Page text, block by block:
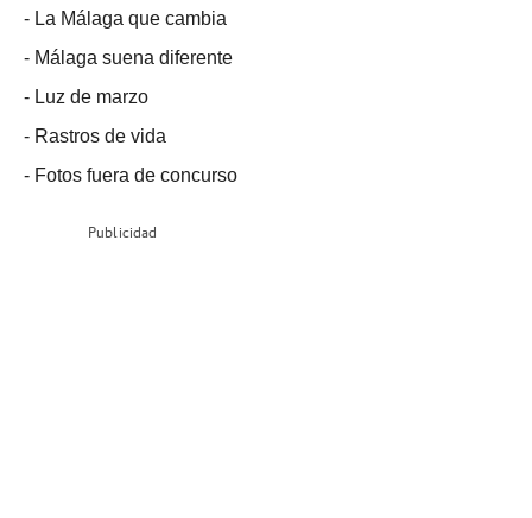
- La Málaga que cambia
- Málaga suena diferente
- Luz de marzo
- Rastros de vida
- Fotos fuera de concurso
Publicidad